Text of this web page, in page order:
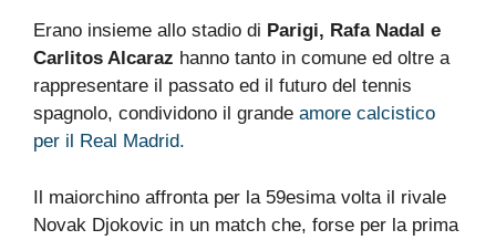
Erano insieme allo stadio di Parigi, Rafa Nadal e
Carlitos Alcaraz hanno tanto in comune ed oltre a
rappresentare il passato ed il futuro del tennis
spagnolo, condividono il grande amore calcistico
per il Real Madrid.
Il maiorchino affronta per la 59esima volta il rivale
Novak Djokovic in un match che, forse per la prima